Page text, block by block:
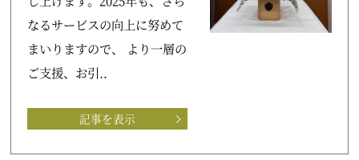
なるサービスの向上に努めて
まいりますので、 より一層の
ご支援、お引..
記事を表示